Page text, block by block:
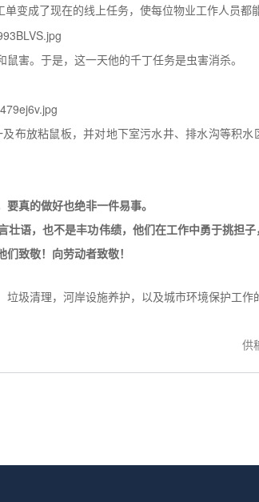
变成了现在的线上任务，使每位物业工作人员都
害。于是，这一天他的千丁任务是虫害消杀。
布放粘鼠板，并对地下室污水井、排水沟等积
真的做好也绝非一件易事。
语，也不是丰功伟绩，他们在工作中勇于挑担子
致敬！向劳动者致敬！
圾清理，河岸设施养护，以及城市环境保护工作
供